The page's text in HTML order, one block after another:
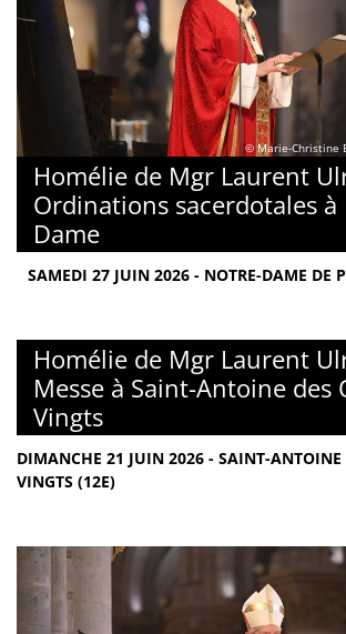
© Marie-Christine
Homélie de Mgr Laurent
Ordinations sacerdotales
Dame
SAMEDI 27 JUIN 2026 - NOTRE-DAME DE
Homélie de Mgr Laurent
Messe à Saint-Antoine des
Vingts
DIMANCHE 21 JUIN 2026 - SAINT-ANTOINE
VINGTS (12E)